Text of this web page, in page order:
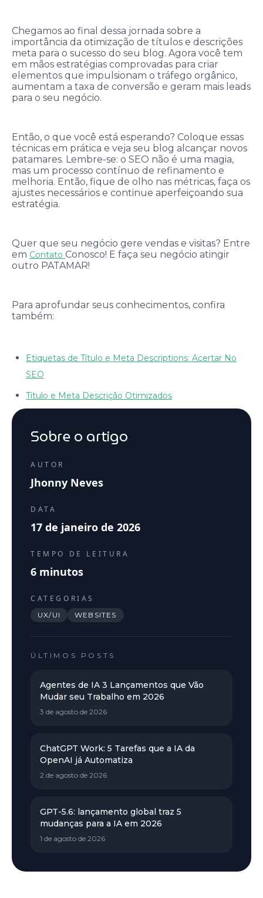
Chegamos ao final dessa jornada sobre a
importância da otimização de títulos e descrições
meta para o sucesso do seu blog. Agora você tem
em mãos estratégias comprovadas para criar
elementos que impulsionam o tráfego orgânico,
aumentam a taxa de conversão e geram mais leads
para o seu negócio.
Então, o que você está esperando? Coloque essas
técnicas em prática e veja seu blog alcançar novos
patamares. Lembre-se: o SEO não é uma magia,
mas um processo contínuo de refinamento e
melhoria. Então, fique de olho nas métricas, faça os
ajustes necessários e continue aperfeiçoando sua
estratégia.
Quer que seu negócio gere vendas e visitas? Entre
em Contato Conosco! E faça seu negócio atingir
outro PATAMAR!
Para aprofundar seus conhecimentos, confira
também:
Etiquetas de Título e Meta Descriptions: Acertar No
SEO
Título e Meta Descrição Otimizados
Sobre o artigo
AUTOR
Jhonny Neves
DATA
17 de janeiro de 2026
TEMPO DE LEITURA
6 minutos
CATEGORIAS
UX/UI WEBSITES
ÚLTIMOS POSTS
Agentes de IA 3 Lançamentos que Vão
Mudar seu Trabalho em 2026
3 de agosto de 2026
ChatGPT Work: 5 Tarefas que a IA da
OpenAI já Automatiza
2 de agosto de 2026
GPT-5.6: lançamento global traz 5
mudanças para a IA em 2026
1 de agosto de 2026